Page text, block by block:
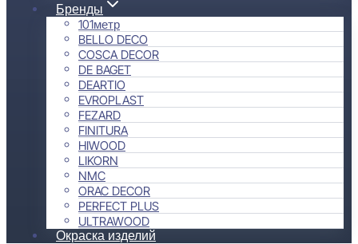
Бренды
101метр
BELLO DECO
COSCA DECOR
DE BAGET
DEARTIO
EVROPLAST
FEZARD
FINITURA
HIWOOD
LIKORN
NMC
ORAC DECOR
PERFECT PLUS
ULTRAWOOD
Окраска изделий